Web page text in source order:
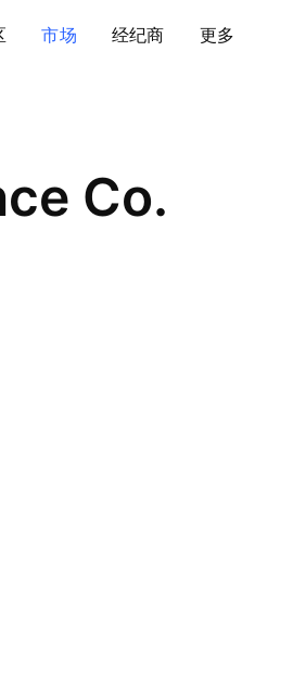
市场 经纪商 更多
Co.